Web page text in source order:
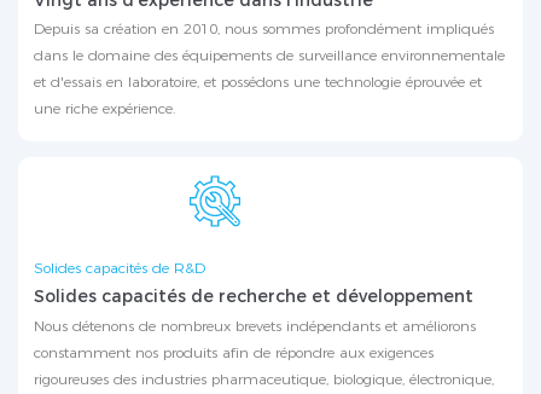
Depuis sa création en 2010, nous sommes profondément impliqués
dans le domaine des équipements de surveillance environnementale
et d'essais en laboratoire, et possédons une technologie éprouvée et
une riche expérience.
Solides capacités de R&D
Solides capacités de recherche et développement
Nous détenons de nombreux brevets indépendants et améliorons
constamment nos produits afin de répondre aux exigences
rigoureuses des industries pharmaceutique, biologique, électronique,